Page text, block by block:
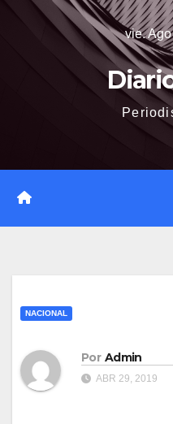
vie.
NACIONAL
Por Admin
ABR 29, 2019